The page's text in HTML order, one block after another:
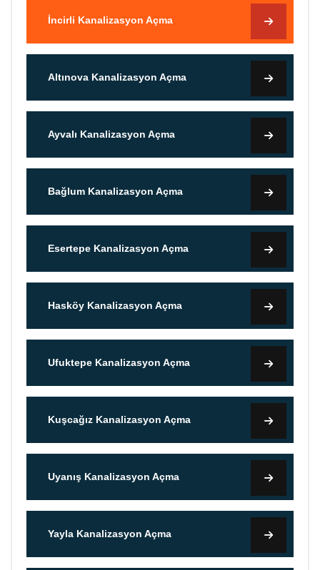
İncirli Kanalizasyon Açma
Altınova Kanalizasyon Açma
Ayvalı Kanalizasyon Açma
Bağlum Kanalizasyon Açma
Esertepe Kanalizasyon Açma
Hasköy Kanalizasyon Açma
Ufuktepe Kanalizasyon Açma
Kuşcağız Kanalizasyon Açma
Uyanış Kanalizasyon Açma
Yayla Kanalizasyon Açma